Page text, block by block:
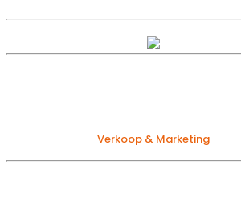
Verkoop & Marketing